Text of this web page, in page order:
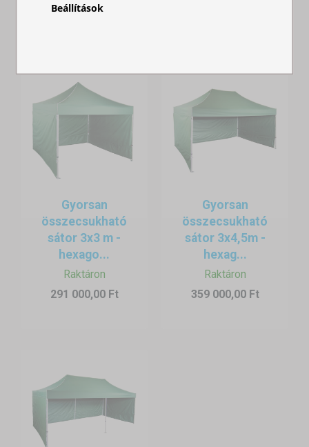
Gyorsan
összecsukható
sátor 3x3 m -
hexago...
Raktáron
291 000,00 Ft
Gyorsan
összecsukható
sátor 3x4,5m -
hexag...
Raktáron
359 000,00 Ft
Beállítások